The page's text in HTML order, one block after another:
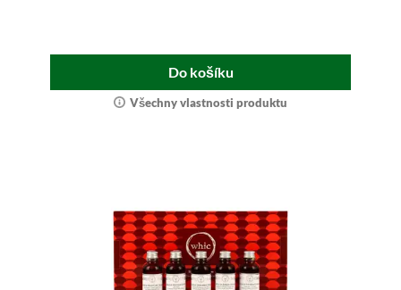
Do košíku
Všechny vlastnosti produktu